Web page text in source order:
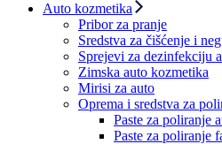
Auto kozmetika
Pribor za pranje
Sredstva za čišćenje i
Sprejevi za dezinfekciju
Zimska auto kozmetika
Mirisi za auto
Oprema i sredstva za
Paste za poliranje
Paste za poliranje